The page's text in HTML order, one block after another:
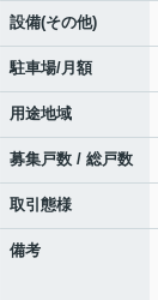
設備(その他)
駐車場/月額
用途地域
募集戸数 / 総戸数
取引態様
備考